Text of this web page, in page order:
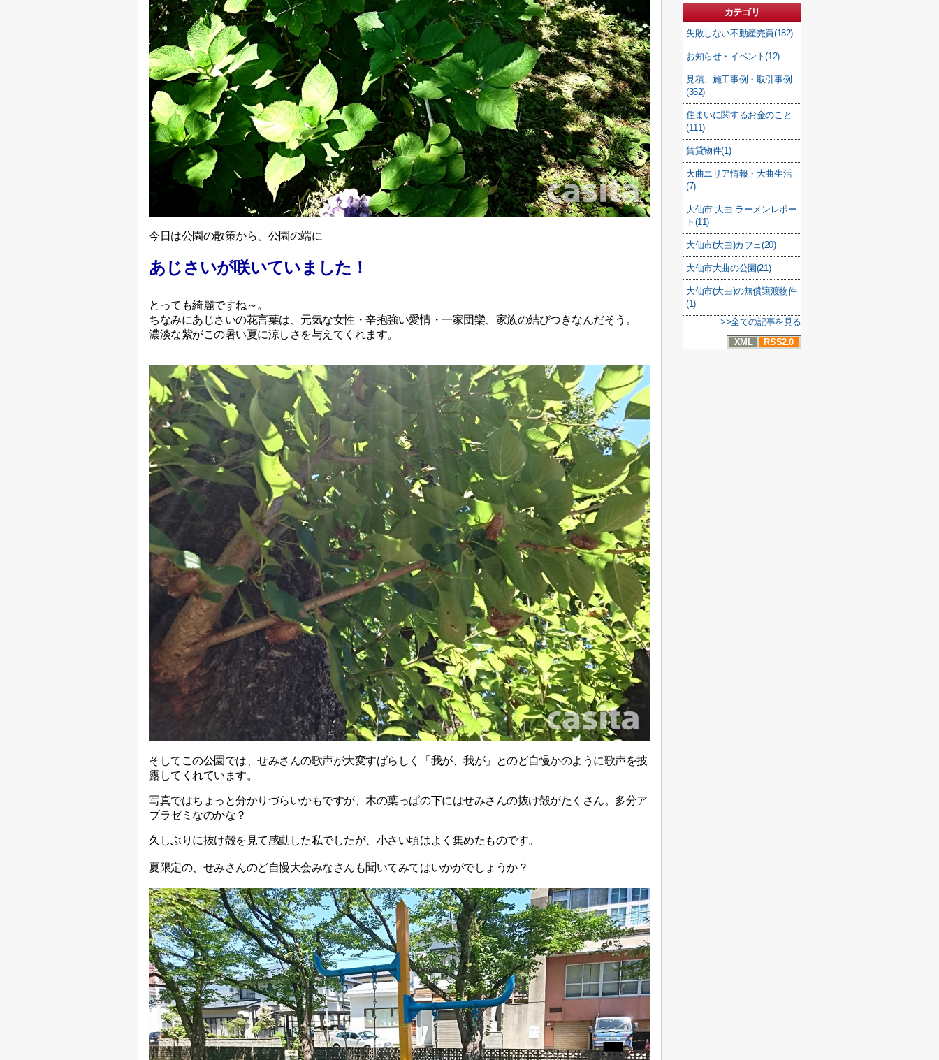
今日は公園の散策から、公園の端に
あじさいが咲いていました！
とっても綺麗ですね～。
ちなみにあじさいの花言葉は、元気な女性・辛抱強い愛情・一家団欒、家族の結びつきなんだそう。
濃淡な紫がこの暑い夏に涼しさを与えてくれます。
そしてこの公園では、せみさんの歌声が大変すばらしく「我が、我が」とのど自慢かのように歌声を披
露してくれています。
写真ではちょっと分かりづらいかもですが、木の葉っぱの下にはせみさんの抜け殻がたくさん。多分ア
ブラゼミなのかな？
久しぶりに抜け殻を見て感動した私でしたが、小さい頃はよく集めたものです。
夏限定の、せみさんのど自慢大会みなさんも聞いてみてはいかがでしょうか？
カテゴリ
失敗しない不動産売買(182)
お知らせ・イベント(12)
見積、施工事例・取引事例
(352)
住まいに関するお金のこと
(111)
賃貸物件(1)
大曲エリア情報・大曲生活
(7)
大仙市 大曲 ラーメンレポー
ト(11)
大仙市(大曲)カフェ(20)
大仙市大曲の公園(21)
大仙市(大曲)の無償譲渡物件
(1)
>>全ての記事を見る
XML
RSS2.0